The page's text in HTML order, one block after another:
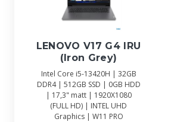
LENOVO V17 G4 IRU
(Iron Grey)
Intel Core i5-13420H | 32GB
DDR4 | 512GB SSD | 0GB HDD
| 17,3" matt | 1920X1080
(FULL HD) | INTEL UHD
Graphics | W11 PRO